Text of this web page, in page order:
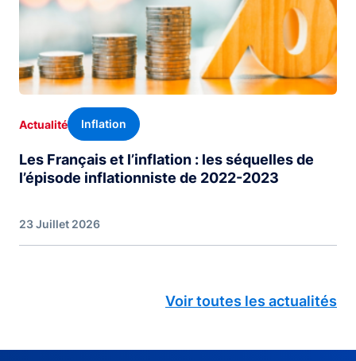
Actualité Inflation
Les Français et l’inflation : les séquelles de
l’épisode inflationniste de 2022-2023
23 Juillet 2026
Voir toutes les actualités